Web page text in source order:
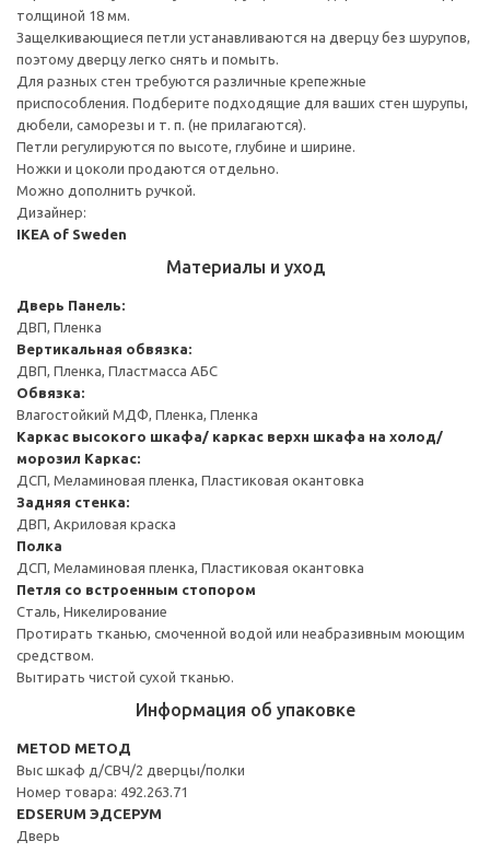
толщиной 18 мм.
Защелкивающиеся петли устанавливаются на дверцу без шурупов,
поэтому дверцу легко снять и помыть.
Для разных стен требуются различные крепежные
приспособления. Подберите подходящие для ваших стен шурупы,
дюбели, саморезы и т. п. (не прилагаются).
Петли регулируются по высоте, глубине и ширине.
Ножки и цоколи продаются отдельно.
Можно дополнить ручкой.
Дизайнер:
IKEA of Sweden
Материалы и уход
Дверь Панель:
ДВП, Пленка
Вертикальная обвязка:
ДВП, Пленка, Пластмасса АБС
Обвязка:
Влагостойкий МДФ, Пленка, Пленка
Каркас высокого шкафа/ каркас верхн шкафа на холод/
морозил Каркас:
ДСП, Меламиновая пленка, Пластиковая окантовка
Задняя стенка:
ДВП, Акриловая краска
Полка
ДСП, Меламиновая пленка, Пластиковая окантовка
Петля со встроенным стопором
Сталь, Никелирование
Протирать тканью, смоченной водой или неабразивным моющим
средством.
Вытирать чистой сухой тканью.
Информация об упаковке
METOD МЕТОД
Выс шкаф д/СВЧ/2 дверцы/полки
Номер товара: 492.263.71
EDSERUM ЭДСЕРУМ
Дверь